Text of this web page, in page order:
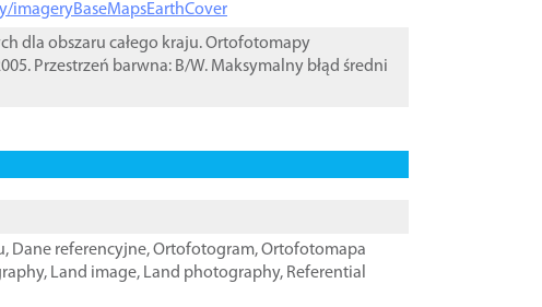
imageryBaseMapsEarthCover
dla obszaru całego kraju. Ortofotomapy
Przestrzeń barwna: B/W. Maksymalny błąd średni
, Dane referencyjne,Ortofotogram,Ortofotomapa
, Land image, Land photography, Referential